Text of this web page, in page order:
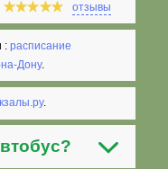
отзывы
:расписание
Дону.
.
?